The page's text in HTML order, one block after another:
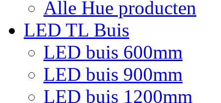
Alle Hue producten
LED TL Buis
LED buis 600mm
LED buis 900mm
LED buis 1200mm